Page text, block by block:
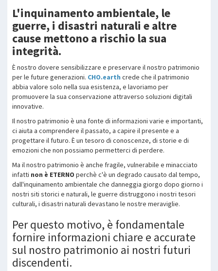
L'inquinamento ambientale, le
guerre, i disastri naturali e altre
cause mettono a rischio la sua
integrità.
È nostro dovere sensibilizzare e preservare il nostro patrimonio
per le future generazioni. CHO.earth crede che il patrimonio
abbia valore solo nella sua esistenza, e lavoriamo per
promuovere la sua conservazione attraverso soluzioni digitali
innovative.
Il nostro patrimonio è una fonte di informazioni varie e importanti,
ci aiuta a comprendere il passato, a capire il presente e a
progettare il futuro. È un tesoro di conoscenze, di storie e di
emozioni che non possiamo permetterci di perdere.
Ma il nostro patrimonio è anche fragile, vulnerabile e minacciato
infatti non è ETERNO perchè c'è un degrado causato dal tempo,
dall'inquinamento ambientale che danneggia giorgo dopo giorno i
nostri siti storici e naturali, le guerre distruggono i nostri tesori
culturali, i disastri naturali devastano le nostre meraviglie.
Per questo motivo, è fondamentale
fornire informazioni chiare e accurate
sul nostro patrimonio ai nostri futuri
discendenti.